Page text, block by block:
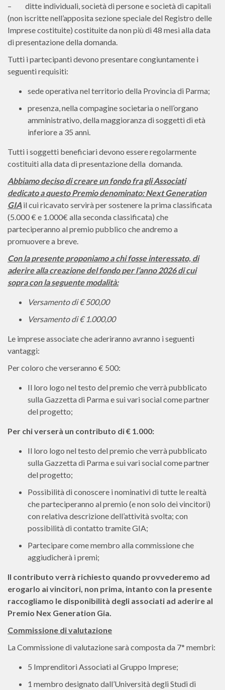
– ditte individuali, società di persone e società di capitali
(non iscritte nell’apposita sezione speciale del Registro delle
Imprese costituite) costituite da non più di 48 mesi alla data
di presentazione della domanda.
Tutti i partecipanti devono presentare congiuntamente i
seguenti requisiti:
sede operativa nel territorio della Provincia di Parma;
presenza, nella compagine societaria o nell’organo
amministrativo, della maggioranza di soggetti di età
inferiore a 35 anni.
Tutti i soggetti beneficiari devono essere regolarmente
costituiti alla data di presentazione della domanda.
Abbiamo deciso di creare un fondo fra gli Associati
dedicato a questo Premio denominato: Next Generation
GIA il cui ricavato servirà per sostenere la prima classificata
(5.000 € e 1.000€ alla seconda classificata) che
parteciperanno al premio pubblico che andremo a
promuovere a breve.
Con la presente proponiamo a chi fosse interessato, di
aderire alla creazione del fondo per l’anno 2026 di cui
sopra con la seguente modalità:
Versamento di € 500,00
Versamento di € 1.000,00
Le imprese associate che aderiranno avranno i seguenti
vantaggi:
Per coloro che verseranno € 500:
Il loro logo nel testo del premio che verrà pubblicato
sulla Gazzetta di Parma e sui vari social come partner
del progetto;
Per chi verserà un contributo di € 1.000:
Il loro logo nel testo del premio che verrà pubblicato
sulla Gazzetta di Parma e sui vari social come partner
del progetto;
Possibilità di conoscere i nominativi di tutte le realtà
che parteciperanno al premio (e non solo dei vincitori)
con relativa descrizione dell’attività svolta; con
possibilità di contatto tramite GIA;
Partecipare come membro alla commissione che
aggiudicherà i premi;
Il contributo verrà richiesto quando provvederemo ad
erogarlo ai vincitori, non prima, intanto con la presente
raccogliamo le disponibilità degli associati ad aderire al
Premio Nex Generation Gia.
Commissione di valutazione
La Commissione di valutazione sarà composta da 7* membri:
5 Imprenditori Associati al Gruppo Imprese;
1 membro designato dall’Università degli Studi di